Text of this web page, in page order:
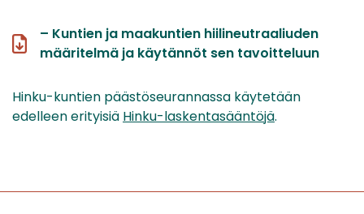
– Kuntien ja maakuntien hiilineutraaliuden
määritelmä ja käytännöt sen tavoitteluun
Hinku-kuntien päästöseurannassa käytetään
edelleen erityisiä Hinku-laskentasääntöjä.